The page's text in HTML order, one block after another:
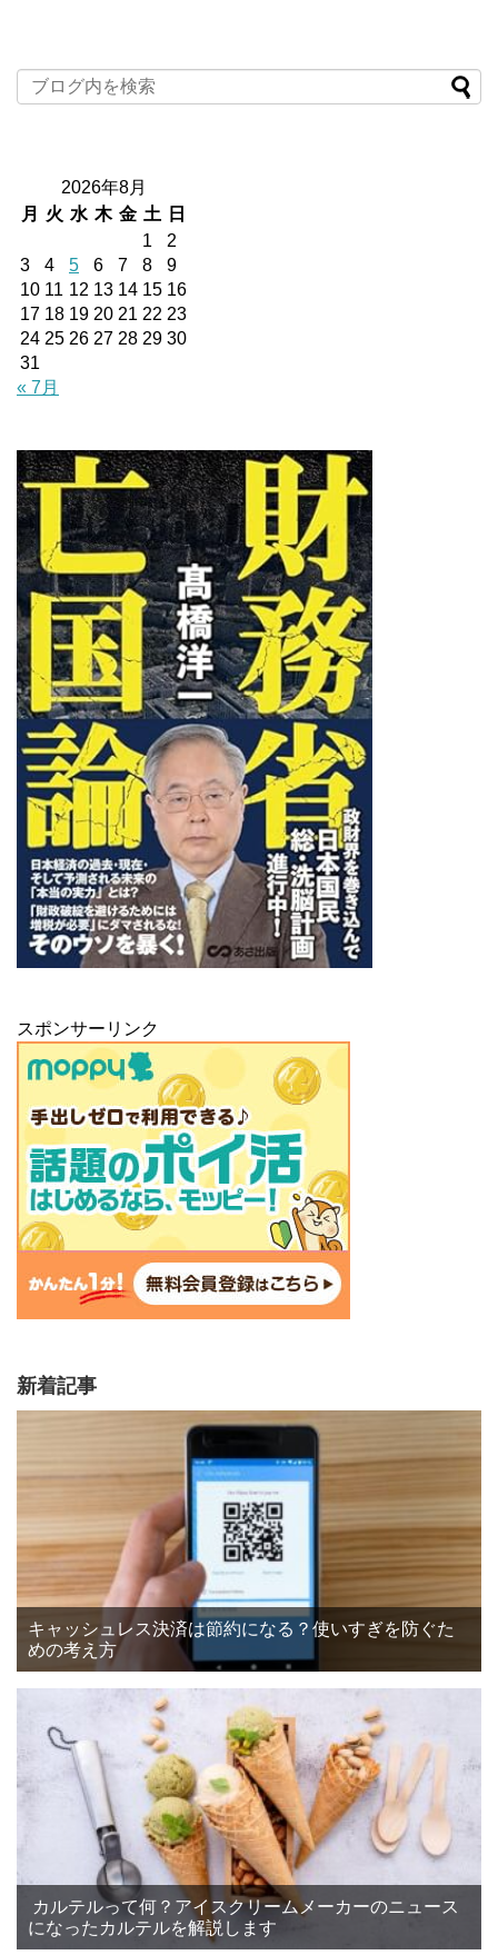
2026年8月
月
火 水 木 金 土
日
1
2
3
4 5 6 7 8
9
10 11 12 13 14 15 16
17 18 19 20 21 22 23
24 25 26 27 28 29 30
31
« 7月
スポンサーリンク
新着記事
キャッシュレス決済は節約になる？使いすぎを防ぐた
めの考え方
カルテルって何？アイスクリームメーカーのニュース
になったカルテルを解説します